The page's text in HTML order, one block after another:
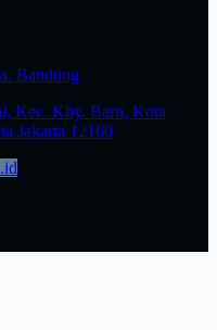
Bandung
Kec. Kby. Baru, Kota
Jakarta 12160